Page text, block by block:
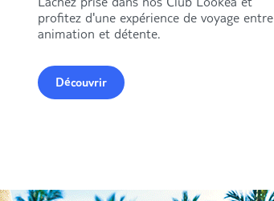
profitez d'une expérience de voyage entre
animation et détente.
Découvrir